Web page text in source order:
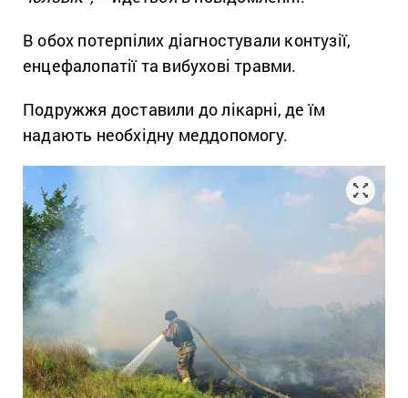
В обох потерпілих діагностували контузії,
енцефалопатії та вибухові травми.
Подружжя доставили до лікарні, де їм
надають необхідну меддопомогу.